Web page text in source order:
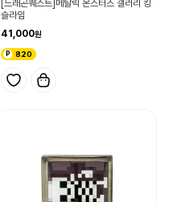
[드래곤퀘스트]메탈릭 몬스터즈 갤러리 킹
슬라임
41,000
820